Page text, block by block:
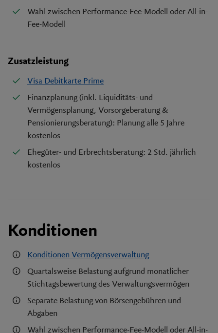
Wahl zwischen Performance-Fee-Modell oder All-in-
Fee-Modell
Zusatzleistung
Visa Debitkarte Prime
Finanzplanung (inkl. Liquiditäts- und
Vermögensplanung, Vorsorgeberatung &
Pensionierungsberatung): Planung alle 5 Jahre
kostenlos
Ehegüter- und Erbrechtsberatung: 2 Std. jährlich
kostenlos
Konditionen
Konditionen Vermögensverwaltung
Quartalsweise Belastung aufgrund monatlicher
Stichtagsbewertung des Verwaltungsvermögen
Separate Belastung von Börsengebühren und
Abgaben
Wahl zwischen Performance-Fee-Modell oder All-in-